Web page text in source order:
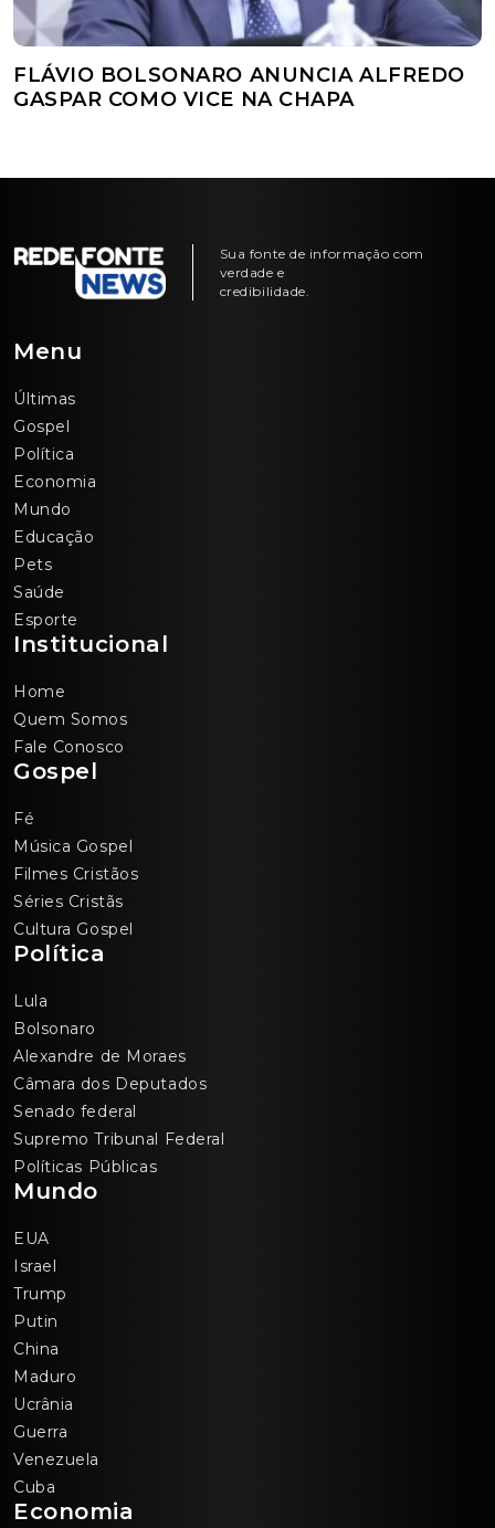
FLÁVIO BOLSONARO ANUNCIA ALFREDO
GASPAR COMO VICE NA CHAPA
Sua fonte de informação com
verdade e
credibilidade.
Menu
Últimas
Gospel
Política
Economia
Mundo
Educação
Pets
Saúde
Esporte
Institucional
Home
Quem Somos
Fale Conosco
Gospel
Fé
Música Gospel
Filmes Cristãos
Séries Cristãs
Cultura Gospel
Política
Lula
Bolsonaro
Alexandre de Moraes
Câmara dos Deputados
Senado federal
Supremo Tribunal Federal
Políticas Públicas
Mundo
EUA
Israel
Trump
Putin
China
Maduro
Ucrânia
Guerra
Venezuela
Cuba
Economia